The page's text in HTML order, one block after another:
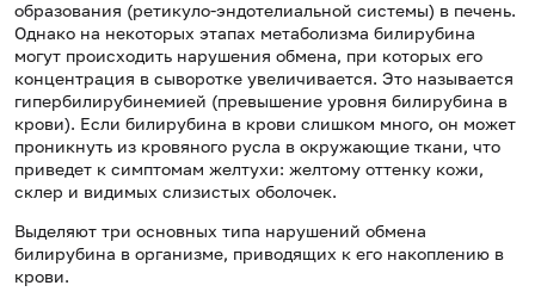
образования (ретикуло-эндотелиальной системы) в печень.
Однако на некоторых этапах метаболизма билирубина
могут происходить нарушения обмена, при которых его
концентрация в сыворотке увеличивается. Это называется
гипербилирубинемией (превышение уровня билирубина в
крови). Если билирубина в крови слишком много, он может
проникнуть из кровяного русла в окружающие ткани, что
приведет к симптомам желтухи: желтому оттенку кожи,
склер и видимых слизистых оболочек.
Выделяют три основных типа нарушений обмена
билирубина в организме, приводящих к его накоплению в
крови.